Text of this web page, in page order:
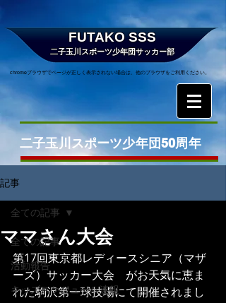
FUTAKO SSS
二子玉川スポーツ少年団サッカー部
chromeブラウザでページが正しく表示されない場合は、他のブラウザをご利用ください。
二子玉川スポーツ少年団50周年
記事
全ての記事
活動報告
キッズスケジュール速報
全ての記事
ママさん大会
第17回東京都レディースシニア（マザ
ーズ）サッカー大会　がお天気に恵ま
れた駒沢第一球技場にて開催されまし